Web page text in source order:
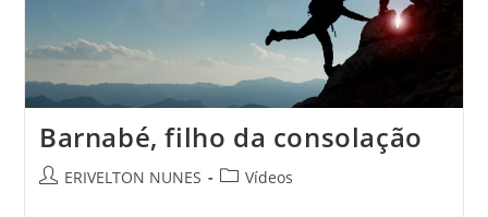
Barnabé, filho da consolação
ERIVELTON NUNES Vídeos